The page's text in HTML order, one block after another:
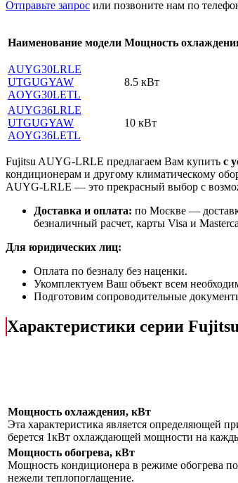
Отправьте запрос или позвоните нам по
Наименование модели Мощность
AUYG30LRLE
UTGUGYAW
AOYG30LETL
8.5 кВт
AUYG36LRLE
UTGUGYAW
AOYG36LETL
10 кВт
Fujitsu AUYG-LRLE предлагаем Вам купить с
кондиционерам и другому климатическому
AUYG-LRLE — это прекрасный выбор с
Доставка и оплата: по Москве —
безналичный расчет, карты Visa и
Для юридических лиц:
Оплата по безналу без наценки.
Укомплектуем Ваш объект всем
Подготовим сопроводительные
Характеристики серии
Мощность охлаждения, кВт
Эта характеристика является определяющей
берется 1кВт охлаждающей мощности на
Мощность обогрева, кВт
Мощность кондиционера в режиме обогрева
нежели теплопоглащение.